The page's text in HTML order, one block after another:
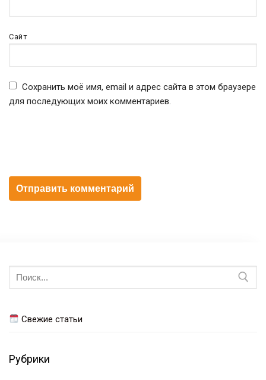
Сайт
Сохранить моё имя, email и адрес сайта в этом браузере
для последующих моих комментариев.
Искать:
Свежие статьи
Рубрики